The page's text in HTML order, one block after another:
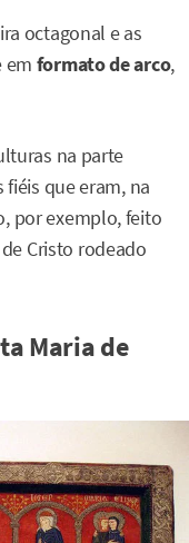
octagonal e as
em formato de arco,
na parte
que eram, na
por exemplo, feito
Cristo rodeado
Maria de